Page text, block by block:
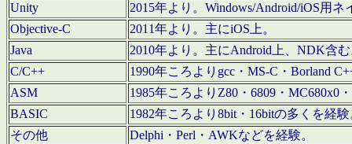
Unity
2015年より。Windows/Android/iOS用
Objective-C
2011年より。主にiOS上。
Java
2010年より。主にAndroid上、NDK含
C/C++
1990年ころよりgcc・MS-C・Borland
ASM
1985年ころよりZ80・6809・MC680x0
BASIC
1982年ころより8bit・16bitの多くを経
その他
Delphi・Perl・AWKなどを経験。